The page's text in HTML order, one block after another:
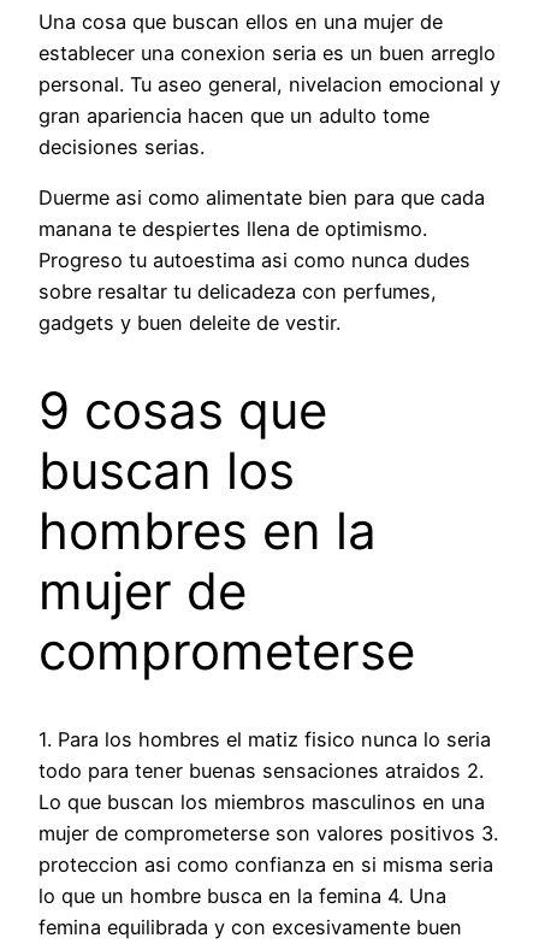
Una cosa que buscan ellos en una mujer de
establecer una conexion seria es un buen arreglo
personal. Tu aseo general, nivelacion emocional y
gran apariencia hacen que un adulto tome
decisiones serias.
Duerme asi­ como alimentate bien para que cada
manana te despiertes llena de optimismo.
Progreso tu autoestima asi­ como nunca dudes
sobre resaltar tu delicadeza con perfumes,
gadgets y buen deleite de vestir.
9 cosas que
buscan los
hombres en la
mujer de
comprometerse
1. Para los hombres el matiz fisico nunca lo seri­a
todo para tener buenas sensaciones atraidos 2.
Lo que buscan los miembros masculinos en una
mujer de comprometerse son valores positivos 3.
proteccion asi­ como confianza en si misma seri­a
lo que un hombre busca en la femina 4. Una
femina equilibrada y con excesivamente buen